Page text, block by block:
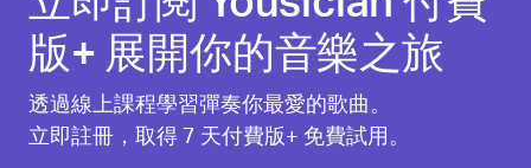
版+ 展開你的音樂之旅
透過線上課程學習彈奏你最愛的歌曲。
立即註冊，取得 7 天付費版+ 免費試用。